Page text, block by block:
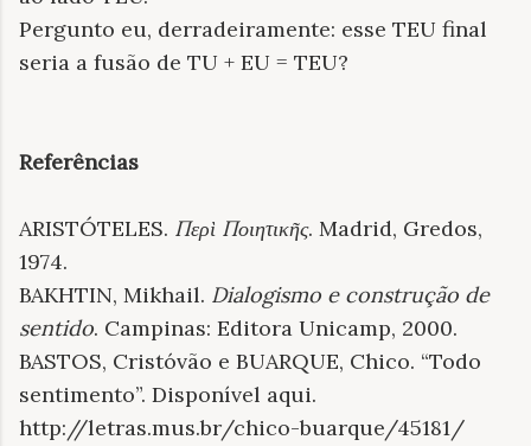
Pergunto eu, derradeiramente: esse TEU final
seria a fusão de TU + EU = TEU?
Referências
ARISTÓTELES. Περὶ Ποιητικῆς. Madrid, Gredos,
1974.
BAKHTIN, Mikhail. Dialogismo e construção de
sentido. Campinas: Editora Unicamp, 2000.
BASTOS, Cristóvão e BUARQUE, Chico. “Todo
sentimento”. Disponível aqui.
http://letras.mus.br/chico-buarque/45181/